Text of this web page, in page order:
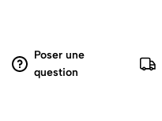
Poser une
question